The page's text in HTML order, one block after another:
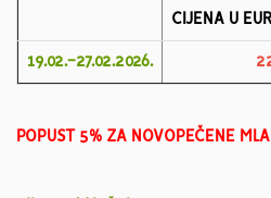
CIJENA U
19.02.-27.02.2026.
POPUST 5% ZA NOVOPEČENE